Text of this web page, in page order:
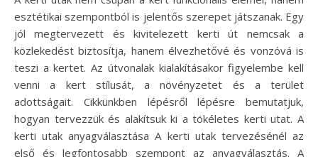
esztétikai szempontból is jelentős szerepet játszanak. Egy
jól megtervezett és kivitelezett kerti út nemcsak a
közlekedést biztosítja, hanem élvezhetővé és vonzóvá is
teszi a kertet. Az útvonalak kialakításakor figyelembe kell
venni a kert stílusát, a növényzetet és a terület
adottságait. Cikkünkben lépésről lépésre bemutatjuk,
hogyan tervezzük és alakítsuk ki a tökéletes kerti utat. A
kerti utak anyagválasztása A kerti utak tervezésénél az
első és legfontosabb szempont az anyagválasztás. A